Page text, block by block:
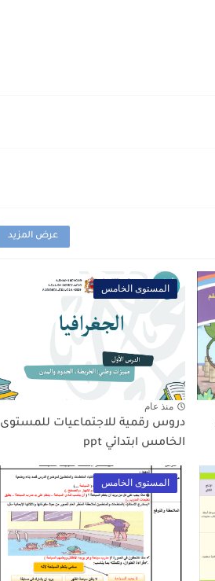
عرض المزيد
المستوى الخامس
منذ عام
دروس رقمية للاجتماعيات للمستوى
الخامس ابتدائي ppt
المستوى الخامس